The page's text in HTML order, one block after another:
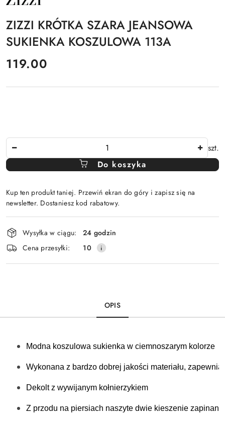
PRODUCENTA:
ZIZZI KRÓTKA SZARA JEANSOWA
SUKIENKA KOSZULOWA 113A
cena:
119.00
szt.
Do koszyka
Kup ten produkt taniej. Przewiń ekran do góry i zapisz się na
newsletter. Dostaniesz kod rabatowy.
Dostępność
i
dostawa
Wysyłka w ciągu:
24 godzin
Cena przesyłki:
10
OPIS
Modna koszulowa sukienka w ciemnoszarym kolorze
Wykonana z bardzo dobrej jakości materiału,
Dekolt z wywijanym kołnierzykiem
Z przodu na piersiach naszyte dwie kieszenie